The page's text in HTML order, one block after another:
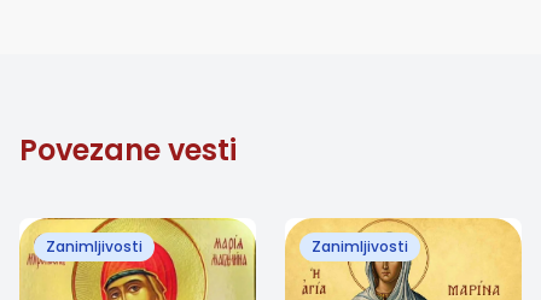
Povezane vesti
Zanimljivosti Zanimljivosti